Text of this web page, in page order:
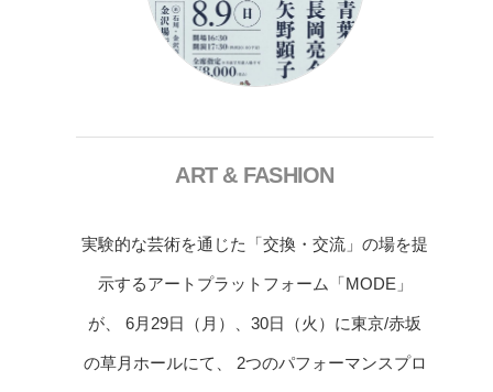
ART & FASHION
実験的な芸術を通じた「交換・交流」の場を提
示するアートプラットフォーム「MODE」
が、 6月29日（月）、30日（火）に東京/赤坂
の草月ホールにて、 2つのパフォーマンスプロ